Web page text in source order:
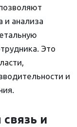
и анализа
Это
и
связь и